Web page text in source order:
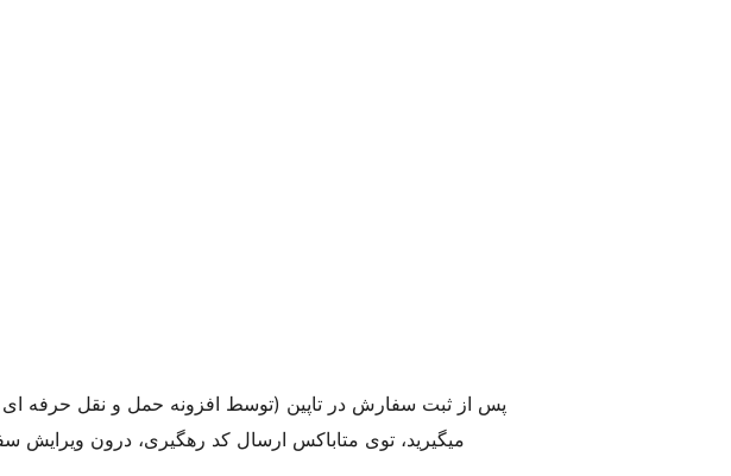
پس از ثبت سفارش در تاپین (توسط افزونه حمل و نقل حرفه
میگیرید، توی متاباکس ارسال کد رهگیری، درون ویرایش